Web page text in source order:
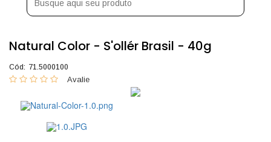
Natural Color - S'ollér Brasil - 40g
Cód: 71.5000100